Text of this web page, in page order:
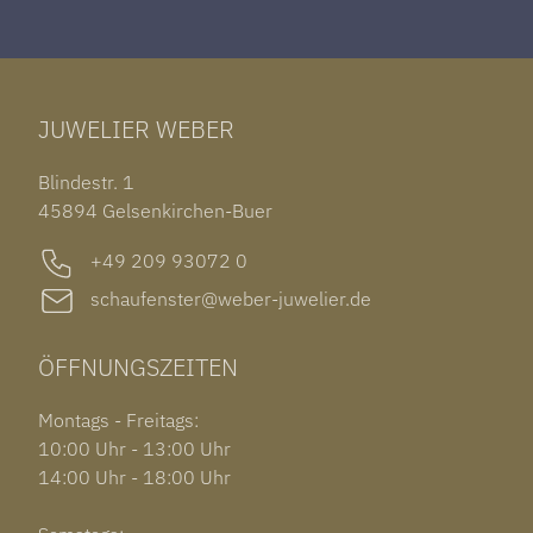
IWC PORTUGIESER
ARMSCHMUCK
OHRSCHMUCK
OUT OF COLLECTION
TAG HEUER CARRERA
ROLEX SUBMARINER DATE
GARMIN VENU 3S
JUWELIER WEBER
Blindestr. 1
45894 Gelsenkirchen-Buer
+49 209 93072 0
schaufenster@weber-juwelier.de
ÖFFNUNGSZEITEN
Montags - Freitags:
10:00 Uhr - 13:00 Uhr
14:00 Uhr - 18:00 Uhr